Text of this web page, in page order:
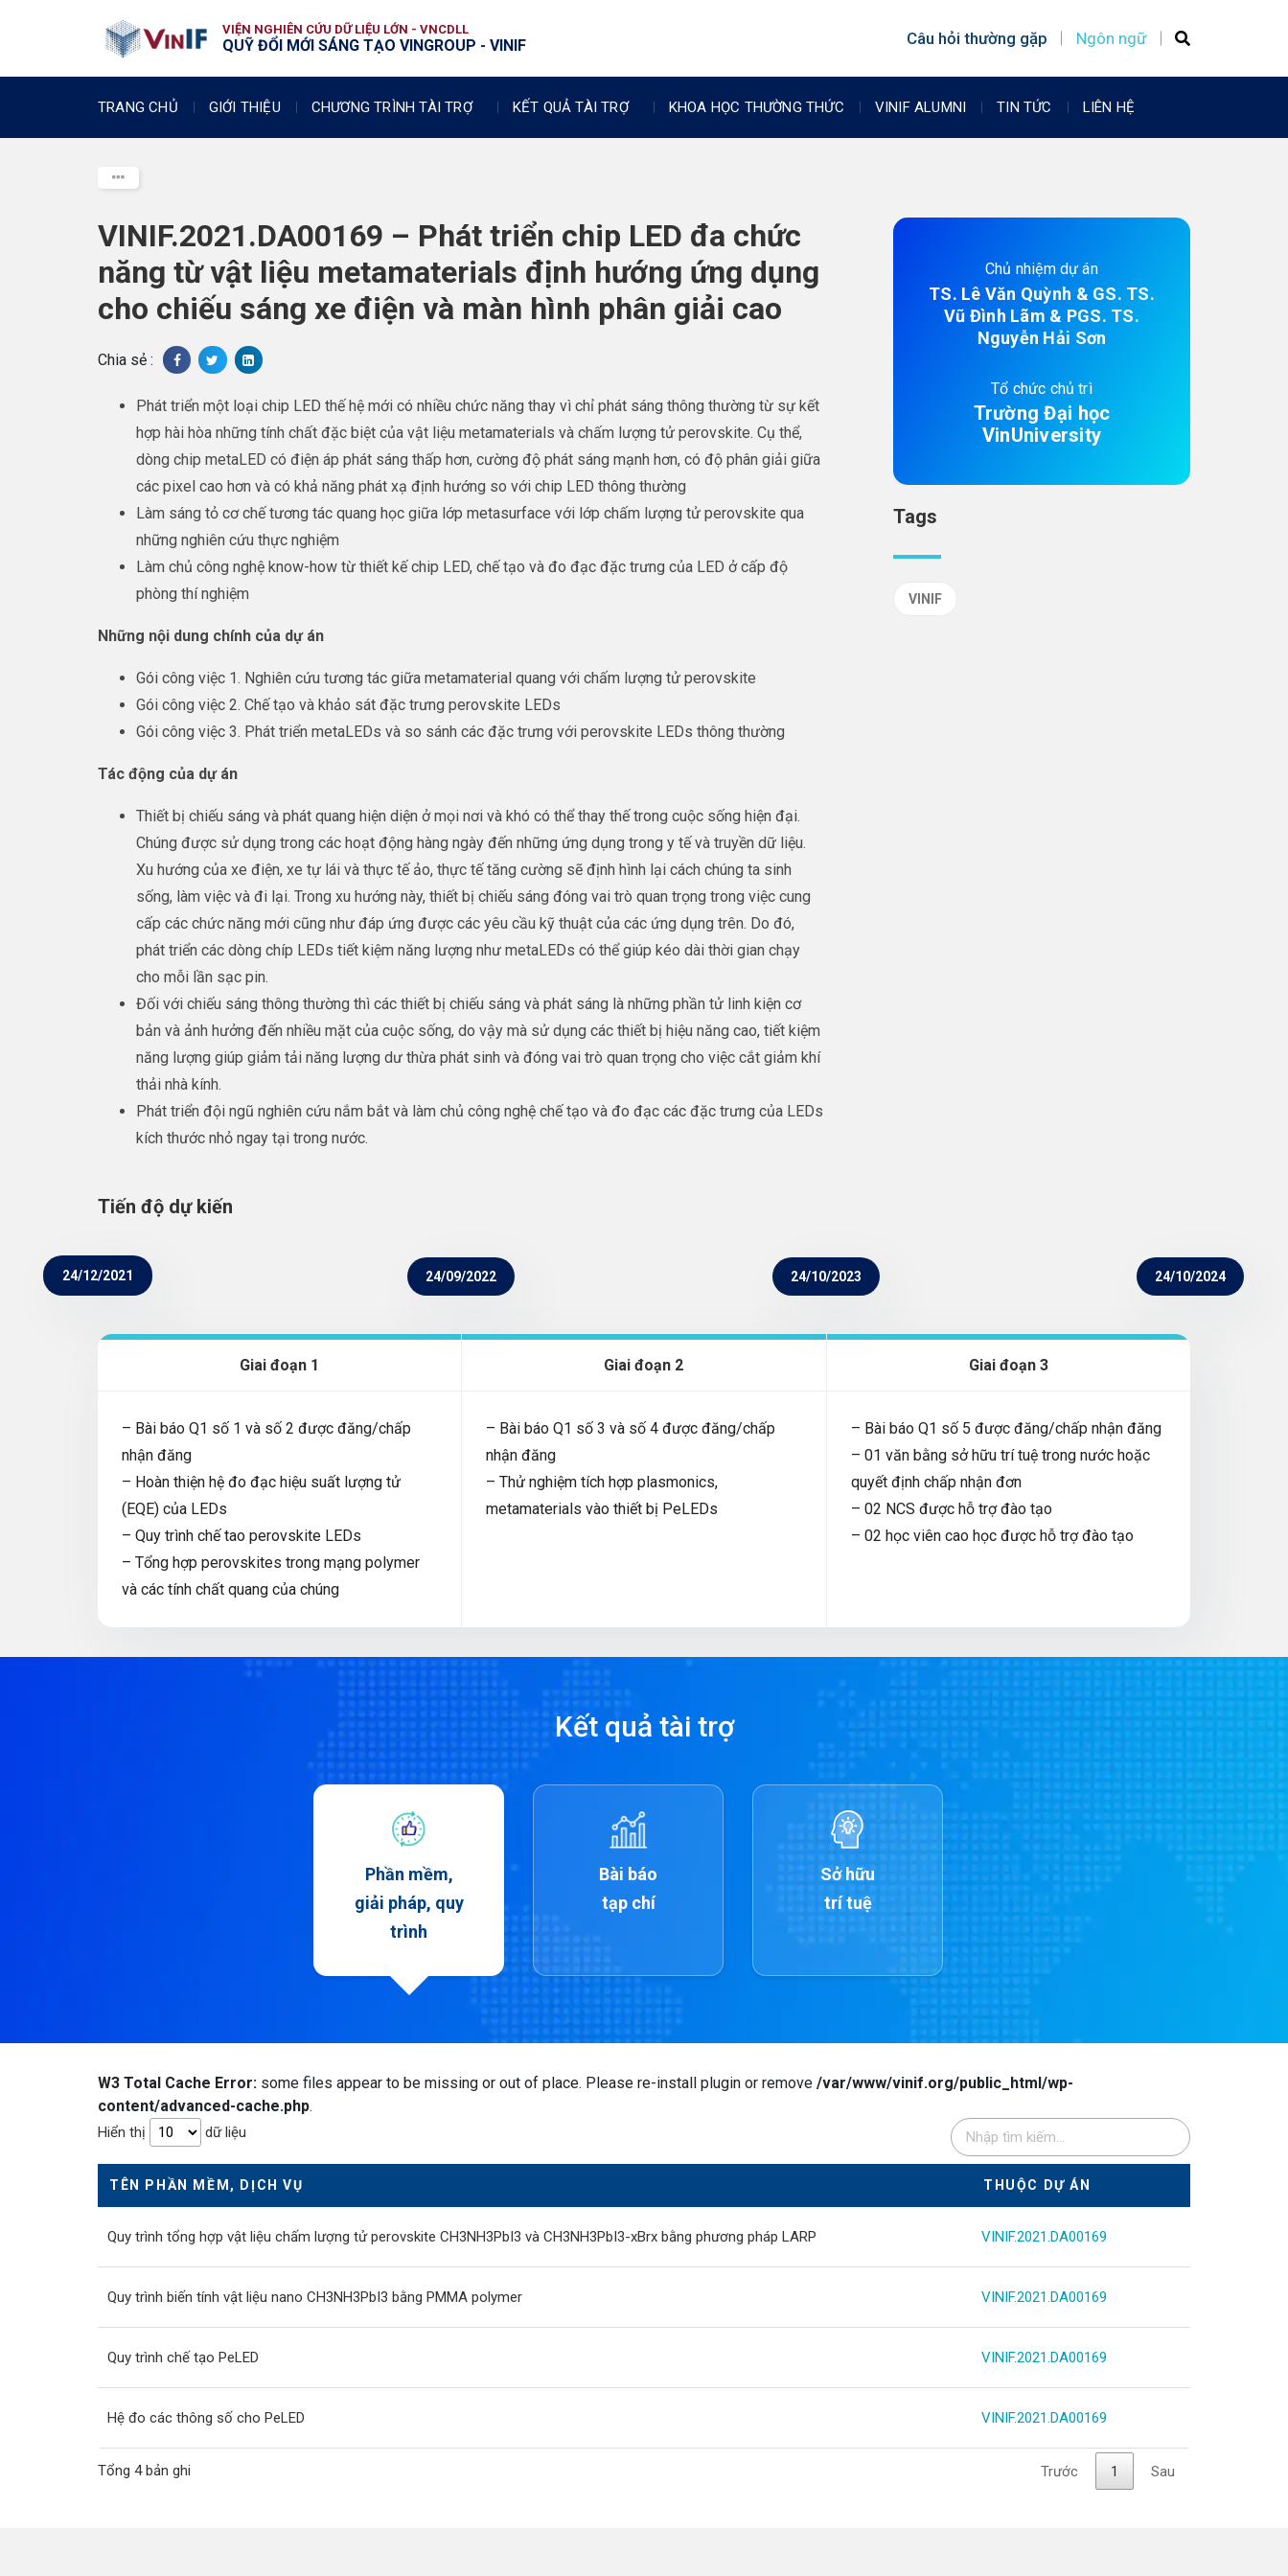
VIỆN NGHIÊN CỨU DỮ LIỆU LỚN - VNCDLL
QUỸ ĐỔI MỚI SÁNG TẠO VINGROUP - VINIF Câu hỏi thường gặp Ngôn ngữ
TRANG CHỦ GIỚI THIỆU CHƯƠNG TRÌNH TÀI TRỢ KẾT QUẢ TÀI TRỢ KHOA HỌC THƯỜNG THỨC VINIF ALUMNI TIN TỨC LIÊN HỆ
VINIF.2021.DA00169 – Phát triển chip LED đa chức
năng từ vật liệu metamaterials định hướng ứng dụng
cho chiếu sáng xe điện và màn hình phân giải cao
Chia sẻ :
Phát triển một loại chip LED thế hệ mới có nhiều chức năng thay vì chỉ phát sáng thông thường từ sự kết
hợp hài hòa những tính chất đặc biệt của vật liệu metamaterials và chấm lượng tử perovskite. Cụ thể,
dòng chip metaLED có điện áp phát sáng thấp hơn, cường độ phát sáng mạnh hơn, có độ phân giải giữa
các pixel cao hơn và có khả năng phát xạ định hướng so với chip LED thông thường
Làm sáng tỏ cơ chế tương tác quang học giữa lớp metasurface với lớp chấm lượng tử perovskite qua
những nghiên cứu thực nghiệm
Làm chủ công nghệ know-how từ thiết kế chip LED, chế tạo và đo đạc đặc trưng của LED ở cấp độ
phòng thí nghiệm
Những nội dung chính của dự án
Gói công việc 1. Nghiên cứu tương tác giữa metamaterial quang với chấm lượng tử perovskite
Gói công việc 2. Chế tạo và khảo sát đặc trưng perovskite LEDs
Gói công việc 3. Phát triển metaLEDs và so sánh các đặc trưng với perovskite LEDs thông thường
Tác động của dự án
Thiết bị chiếu sáng và phát quang hiện diện ở mọi nơi và khó có thể thay thế trong cuộc sống hiện đại.
Chúng được sử dụng trong các hoạt động hàng ngày đến những ứng dụng trong y tế và truyền dữ liệu.
Xu hướng của xe điện, xe tự lái và thực tế ảo, thực tế tăng cường sẽ định hình lại cách chúng ta sinh
sống, làm việc và đi lại. Trong xu hướng này, thiết bị chiếu sáng đóng vai trò quan trọng trong việc cung
cấp các chức năng mới cũng như đáp ứng được các yêu cầu kỹ thuật của các ứng dụng trên. Do đó,
phát triển các dòng chíp LEDs tiết kiệm năng lượng như metaLEDs có thể giúp kéo dài thời gian chạy
cho mỗi lần sạc pin.
Đối với chiếu sáng thông thường thì các thiết bị chiếu sáng và phát sáng là những phần tử linh kiện cơ
bản và ảnh hưởng đến nhiều mặt của cuộc sống, do vậy mà sử dụng các thiết bị hiệu năng cao, tiết kiệm
năng lượng giúp giảm tải năng lượng dư thừa phát sinh và đóng vai trò quan trọng cho việc cắt giảm khí
thải nhà kính.
Phát triển đội ngũ nghiên cứu nắm bắt và làm chủ công nghệ chế tạo và đo đạc các đặc trưng của LEDs
kích thước nhỏ ngay tại trong nước.
Chủ nhiệm dự án
TS. Lê Văn Quỳnh & GS. TS.
Vũ Đình Lãm & PGS. TS.
Nguyễn Hải Sơn
Tổ chức chủ trì
Trường Đại học
VinUniversity
Tags
VINIF
Tiến độ dự kiến
24/12/2021 24/09/2022
Giai đoạn 1
– Bài báo Q1 số 1 và số 2 được đăng/chấp
nhận đăng
– Hoàn thiện hệ đo đạc hiệu suất lượng tử
(EQE) của LEDs
– Quy trình chế tao perovskite LEDs
– Tổng hợp perovskites trong mạng polymer
và các tính chất quang của chúng
24/10/2023
Giai đoạn 2
– Bài báo Q1 số 3 và số 4 được đăng/chấp
nhận đăng
– Thử nghiệm tích hợp plasmonics,
metamaterials vào thiết bị PeLEDs
24/10/2024
Giai đoạn 3
– Bài báo Q1 số 5 được đăng/chấp nhận đăng
– 01 văn bằng sở hữu trí tuệ trong nước hoặc
quyết định chấp nhận đơn
– 02 NCS được hỗ trợ đào tạo
– 02 học viên cao học được hỗ trợ đào tạo
Kết quả tài trợ
Phần mềm,
giải pháp, quy
trình
Bài báo
tạp chí
Sở hữu
trí tuệ
W3 Total Cache Error: some files appear to be missing or out of place. Please re-install plugin or remove /var/www/vinif.org/public_html/wp-
content/advanced-cache.php.
Hiển thị dữ liệu
TÊN PHẦN MỀM, DỊCH VỤ THUỘC DỰ ÁN
Quy trình tổng hợp vật liệu chấm lượng tử perovskite CH3NH3PbI3 và CH3NH3PbI3-xBrx bằng phương pháp LARP VINIF.2021.DA00169
Quy trình biến tính vật liệu nano CH3NH3PbI3 bằng PMMA polymer VINIF.2021.DA00169
Quy trình chế tạo PeLED VINIF.2021.DA00169
Hệ đo các thông số cho PeLED VINIF.2021.DA00169
Tổng 4 bản ghi Trước 1 Sau